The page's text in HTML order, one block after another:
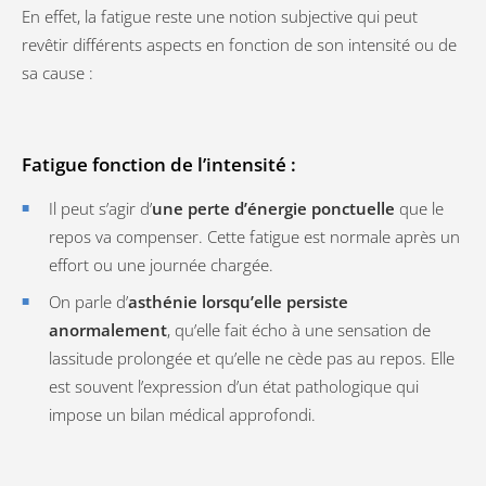
En effet, la fatigue reste une notion subjective qui peut
revêtir différents aspects en fonction de son intensité ou de
sa cause :
Fatigue fonction de l’intensité :
Il peut s’agir d’une perte d’énergie ponctuelle que le
repos va compenser. Cette fatigue est normale après un
effort ou une journée chargée.
On parle d’asthénie lorsqu’elle persiste
anormalement, qu’elle fait écho à une sensation de
lassitude prolongée et qu’elle ne cède pas au repos. Elle
est souvent l’expression d’un état pathologique qui
impose un bilan médical approfondi.